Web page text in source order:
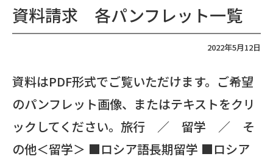
資料請求 各パンフレット一覧
2022年5月12日
資料はPDF形式でご覧いただけます。ご希望
のパンフレット画像、またはテキストをクリ
ックしてください。旅行 ／ 留学 ／ そ
の他＜留学＞ ■ロシア語長期留学 ■ロシア